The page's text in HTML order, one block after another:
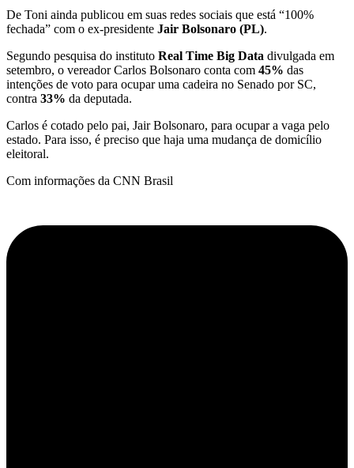
De Toni ainda publicou em suas redes sociais que está “100%
fechada” com o ex-presidente Jair Bolsonaro (PL).
Segundo pesquisa do instituto Real Time Big Data divulgada em
setembro, o vereador Carlos Bolsonaro conta com 45% das
intenções de voto para ocupar uma cadeira no Senado por SC,
contra 33% da deputada.
Carlos é cotado pelo pai, Jair Bolsonaro, para ocupar a vaga pelo
estado. Para isso, é preciso que haja uma mudança de domicílio
eleitoral.
Com informações da CNN Brasil